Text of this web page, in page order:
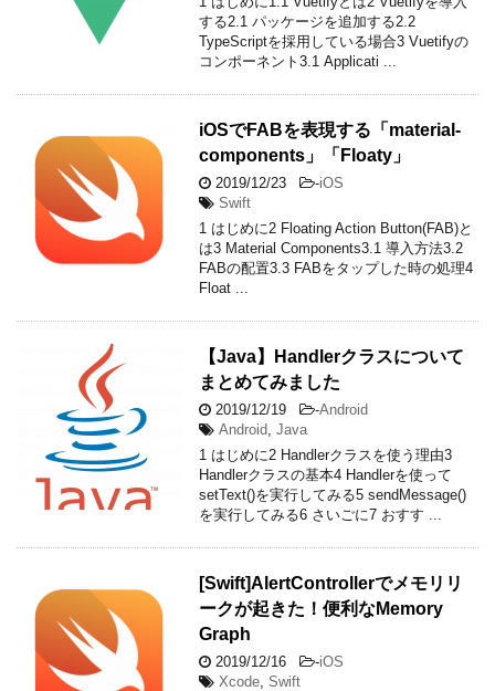
する2.1 パッケージを追加する2.2
TypeScriptを採用している場合3 Vuetifyの
コンポーネント3.1 Applicati ...
iOSでFABを表現する「material-
components」「Floaty」
2019/12/23 -iOS
Swift
1 はじめに2 Floating Action Button(FAB)と
は3 Material Components3.1 導入方法3.2
FABの配置3.3 FABをタップした時の処理4
Float ...
【Java】Handlerクラスについて
まとめてみました
2019/12/19 -Android
Android Java
1 はじめに2 Handlerクラスを使う理由3
Handlerクラスの基本4 Handlerを使って
setText()を実行してみる5 sendMessage()
を実行してみる6 さいごに7 おすす ...
[Swift]AlertControllerでメモリリ
ークが起きた！便利なMemory
Graph
2019/12/16 -iOS
Xcode Swift